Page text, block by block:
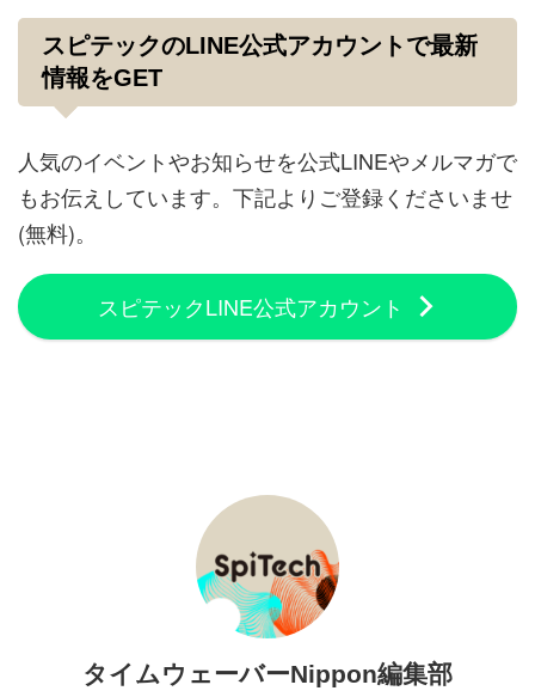
スピテックのLINE公式アカウントで最新
情報をGET
人気のイベントやお知らせを公式LINEやメルマガで
もお伝えしています。下記よりご登録くださいませ
(無料)。
スピテックLINE公式アカウント
タイムウェーバーNippon編集部